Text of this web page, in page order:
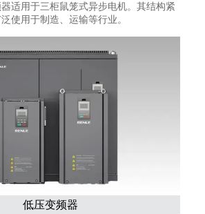
适用于三柜鼠笼式异步电机。其结构紧
使用于制造、运输等行业。
低压变频器